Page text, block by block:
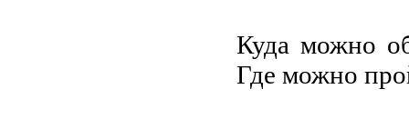
Куда можно
Где можно